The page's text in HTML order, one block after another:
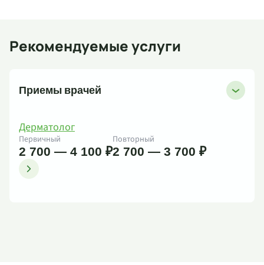
Рекомендуемые услуги
Приемы врачей
Дерматолог
Первичный
2 700 — 4 100 ₽
Повторный
2 700 — 3 700 ₽